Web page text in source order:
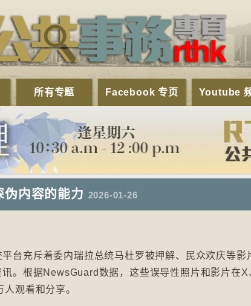
所有专题 Facebook 专页 Youtube
伪内容的能力 2026-01-26
台充斥着委内瑞拉总统马杜罗被押解、民众欢庆等影
。根据NewsGuard数据，这些误导性照片和影片在X
观看和分享。